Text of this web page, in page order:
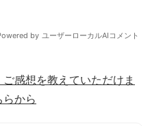
感想を教えていただけま
から